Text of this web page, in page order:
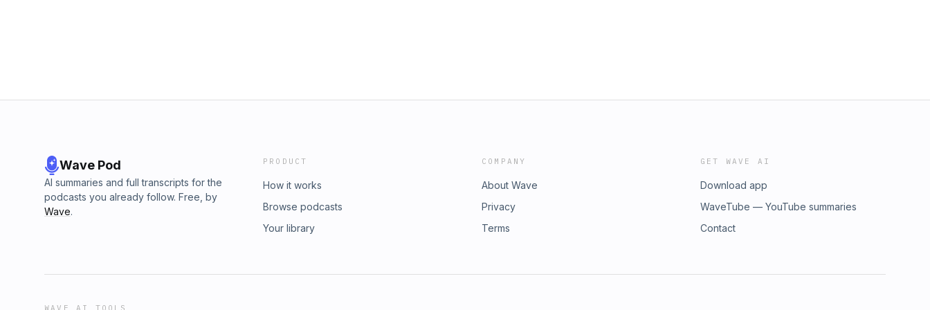
Wave Pod
AI summaries and full transcripts for the
podcasts you already follow. Free, by
Wave.
PRODUCT
How it works
Browse podcasts
Your library
COMPANY
About Wave
Privacy
Terms
GET WAVE AI
Download app
WaveTube — YouTube summaries
Contact
WAVE AI TOOLS